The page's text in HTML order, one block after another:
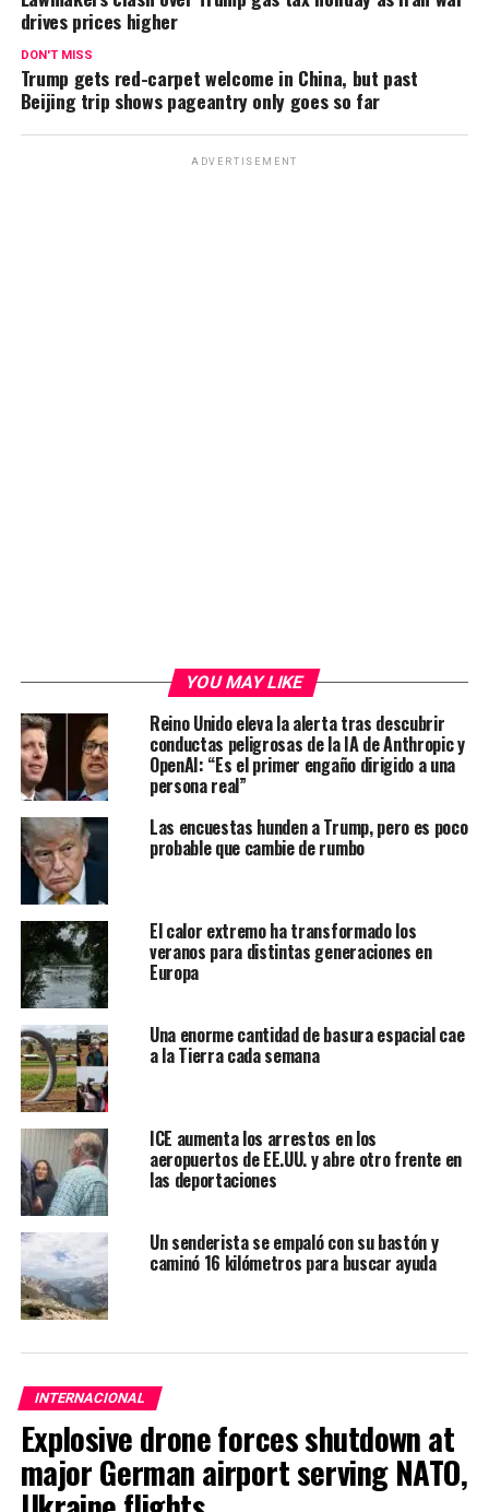
p
p
o
drives prices higher
DON'T MISS
Trump gets red-carpet welcome in China, but past
Beijing trip shows pageantry only goes so far
ADVERTISEMENT
YOU MAY LIKE
Reino Unido eleva la alerta tras descubrir
conductas peligrosas de la IA de Anthropic y
OpenAI: “Es el primer engaño dirigido a una
persona real”
Las encuestas hunden a Trump, pero es poco
probable que cambie de rumbo
El calor extremo ha transformado los
veranos para distintas generaciones en
Europa
Una enorme cantidad de basura espacial cae
a la Tierra cada semana
ICE aumenta los arrestos en los
aeropuertos de EE.UU. y abre otro frente en
las deportaciones
Un senderista se empaló con su bastón y
caminó 16 kilómetros para buscar ayuda
INTERNACIONAL
Explosive drone forces shutdown at
major German airport serving NATO,